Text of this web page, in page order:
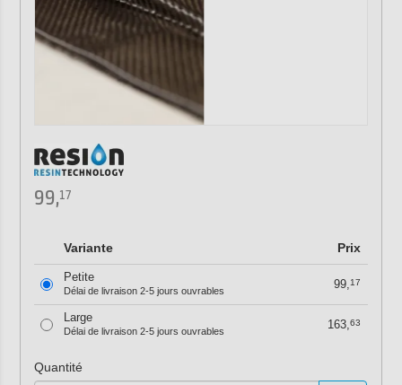
99,17
Variante Prix
Petite
Délai de livraison 2-5 jours ouvrables 99,17
Large
Délai de livraison 2-5 jours ouvrables 163,63
Quantité